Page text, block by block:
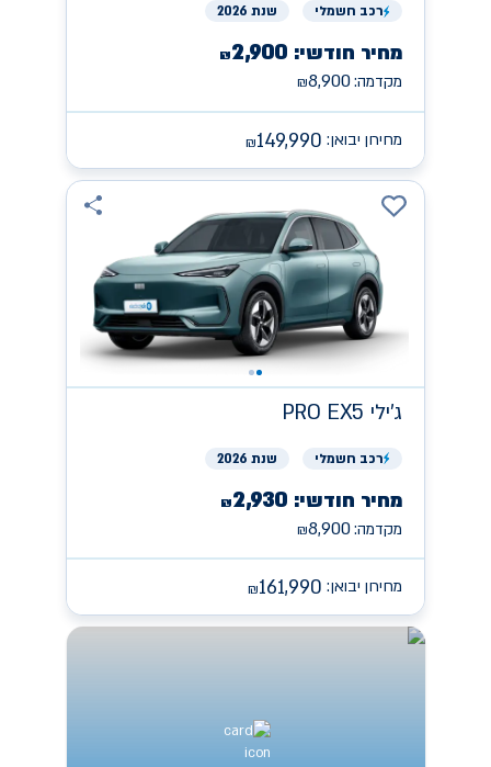
רכב חשמלי שנת 2026
מחיר חודשי: ₪2,900
מקדמה: ₪8,900
מחירון יבואן: ₪149,990
ג'ילי PRO EX5
רכב חשמלי שנת 2026
מחיר חודשי: ₪2,930
מקדמה: ₪8,900
מחירון יבואן: ₪161,990